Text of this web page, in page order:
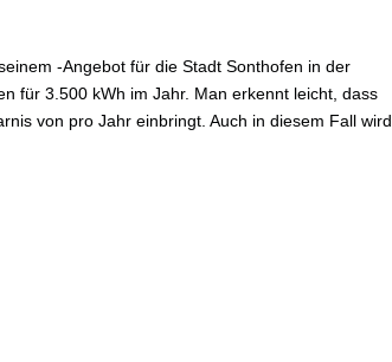
-Angebot für die Stadt Sonthofen in der
für 3.500 kWh im Jahr. Man erkennt leicht, dass
von pro Jahr einbringt. Auch in diesem Fall wird